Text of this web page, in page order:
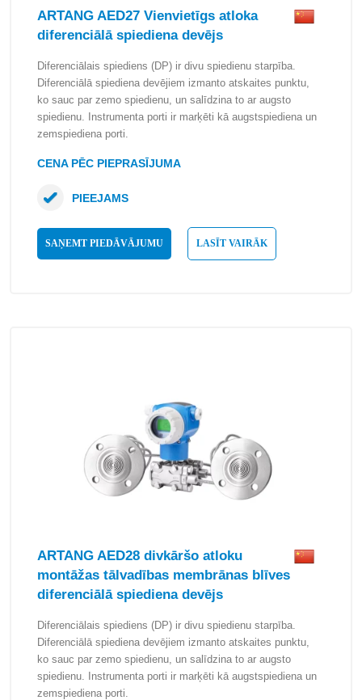
ARTANG AED27 Vienvietīgs atloka
diferenciālā spiediena devējs
Diferenciālais spiediens (DP) ir divu spiedienu starpība.
Diferenciālā spiediena devējiem izmanto atskaites punktu,
ko sauc par zemo spiedienu, un salīdzina to ar augsto
spiedienu. Instrumenta porti ir marķēti kā augstspiediena un
zemspiediena porti.
CENA PĒC PIEPRASĪJUMA
SAŅEMT PIEDĀVĀJUMU LASĪT VAIRĀK
PIEEJAMS
ARTANG AED28 divkāršo atloku
montāžas tālvadības membrānas blīves
diferenciālā spiediena devējs
Diferenciālais spiediens (DP) ir divu spiedienu starpība.
Diferenciālā spiediena devējiem izmanto atskaites punktu,
ko sauc par zemo spiedienu, un salīdzina to ar augsto
spiedienu. Instrumenta porti ir marķēti kā augstspiediena un
zemspiediena porti.